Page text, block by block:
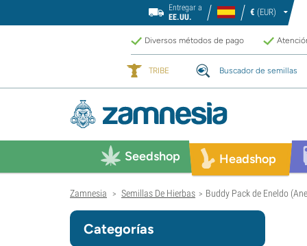
Entregar a
EE.UU.
€ (EUR)
Diversos métodos de pago
TRIBE Buscador de semillas
Seedshop Headshop
Zamnesia > Semillas De Hierbas > Buddy Pack de Eneldo
Categorías